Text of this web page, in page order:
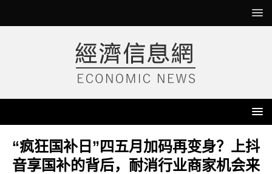
“疯狂国补日”四五月加码再变身？上抖
音享国补的背后，耐消行业商家机会来